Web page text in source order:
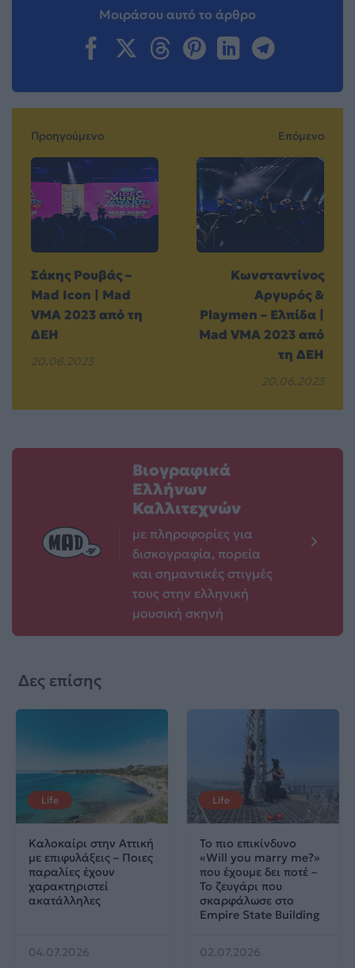
Μοιράσου αυτό το άρθρο
Προηγούμενο
Σάκης Ρουβάς –
Mad Icon | Mad
VMA 2023 από τη
ΔΕΗ
20.06.2023
Επόμενο
Κωνσταντίνος
Αργυρός &
Playmen – Ελπίδα |
Mad VMA 2023 από
τη ΔΕΗ
20.06.2023
Βιογραφικά
Ελλήνων
Καλλιτεχνών
με πληροφορίες για
δισκογραφία, πορεία
και σημαντικές στιγμές
τους στην ελληνική
μουσική σκηνή
Δες επίσης
Life
Καλοκαίρι στην Αττική
με επιφυλάξεις – Ποιες
παραλίες έχουν
χαρακτηριστεί
ακατάλληλες
04.07.2026
Life
Το πιο επικίνδυνο
«Will you marry me?»
που έχουμε δει ποτέ –
Το ζευγάρι που
σκαρφάλωσε στο
Empire State Building
02.07.2026